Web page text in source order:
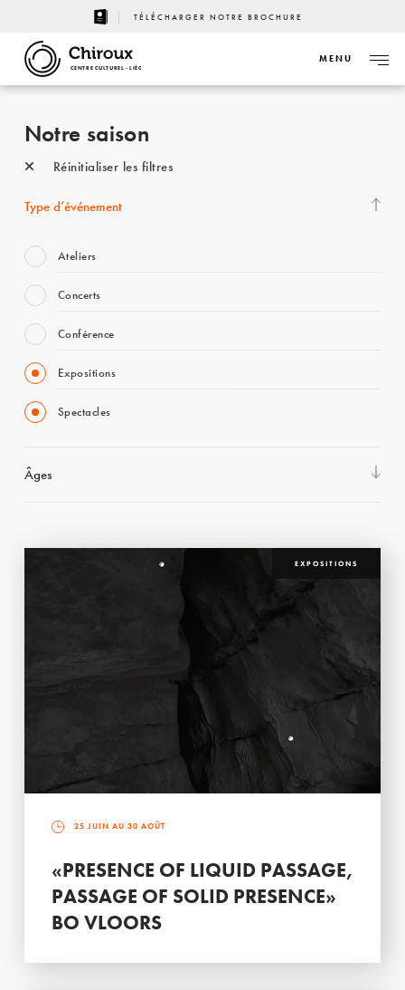
TÉLÉCHARGER NOTRE BROCHURE
CENTRE CULTUREL - LIÈGE
MENU
Notre saison
Réinitialiser les filtres
Type d’événement
Ateliers
Concerts
Conférence
Expositions
Spectacles
Âges
EXPOSITIONS
25 JUIN AU 30 AOÛT
«PRESENCE OF LIQUID PASSAGE,
PASSAGE OF SOLID PRESENCE»
BO VLOORS